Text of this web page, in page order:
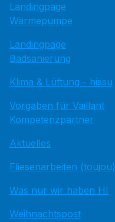
Landingpage
Wärmepumpe
Landingpage
Badsanierung
Klima & Lüftung - hissu
Vorgaben für Vaillant
Kompetenzpartner
Aktuelles
Fliesenarbeiten (toujou)
Was nur wir haben HI
Weihnachtspost